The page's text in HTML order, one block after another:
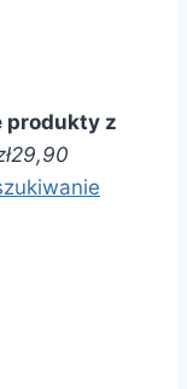
produkty z
29,90